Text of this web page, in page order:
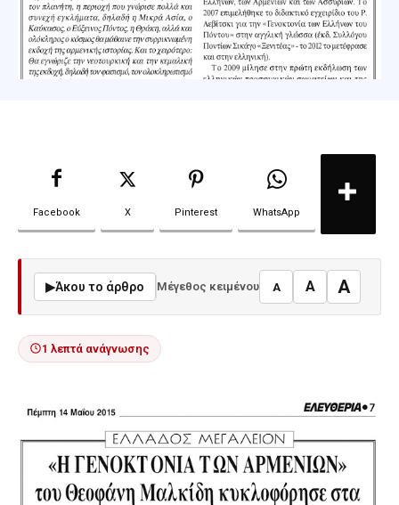
Facebook X Pinterest WhatsApp
▶Άκου το άρθρο Μέγεθος κειμένου A A A
1 λεπτά ανάγνωσης